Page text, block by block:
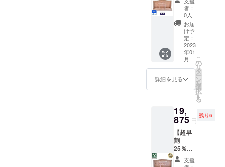
致しま
す。
（税・
送料
込）
【内
容】 ■
神木屋
久杉・
神明鳥
居（ス
タン
&【特
典】水
晶和紙
の雲字
×１個 ※
製造状
況によ
神明鳥
居（ス
タン
ダー
ド） 13
社限定
割引
15%OF
F コー
ス 定価
20,000
円
送料
込） →
17,000
円
（税・
送料
込）
者：
0人
お届
け予
定：
2023
年01
月
詳細を見る
こ
の
リ
タ
ー
ン
を
選
択
す
る
19,
875 円
残り6
【超早
割
25％】
神木屋
久杉・
支援